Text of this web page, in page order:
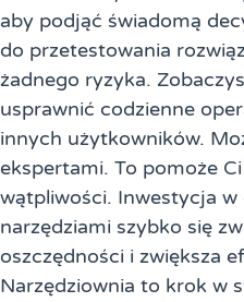
aby podjąć świadomą
do przetestowania
żadnego ryzyka.
usprawnić codzienne
innych użytkowników.
ekspertami. To pomoże
wątpliwości. Inwestycja
narzędziami szybko się
oszczędności i zwiększa
Narzędziownia to krok w